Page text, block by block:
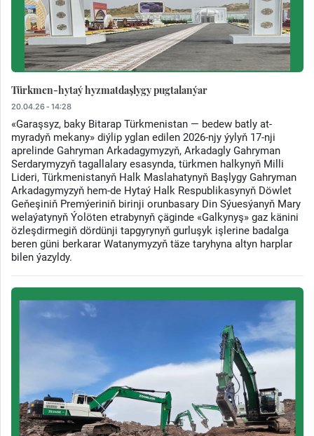
Türkmen-hytaý hyzmatdaşlygy pugtalanýar
20.04.26 - 14:28
«Garaşsyz, baky Bitarap Türkmenistan — bedew batly at-
myradyň mekany» diýlip yglan edilen 2026-njy ýylyň 17-nji
aprelinde Gahryman Arkadagymyzyň, Arkadagly Gahryman
Serdarymyzyň tagallalary esasynda, türkmen halkynyň Milli
Lideri, Türkmenistanyň Halk Maslahatynyň Başlygy Gahryman
Arkadagymyzyň hem-de Hytaý Halk Respublikasynyň Döwlet
Geňeşiniň Premýeriniň birinji orunbasary Din Sýuesýanyň Mary
welaýatynyň Ýolöten etrabynyň çäginde «Galkynyş» gaz känini
özleşdirmegiň dördünji tapgyrynyň gurluşyk işlerine badalga
beren güni berkarar Watanymyzyň täze taryhyna altyn harplar
bilen ýazyldy.